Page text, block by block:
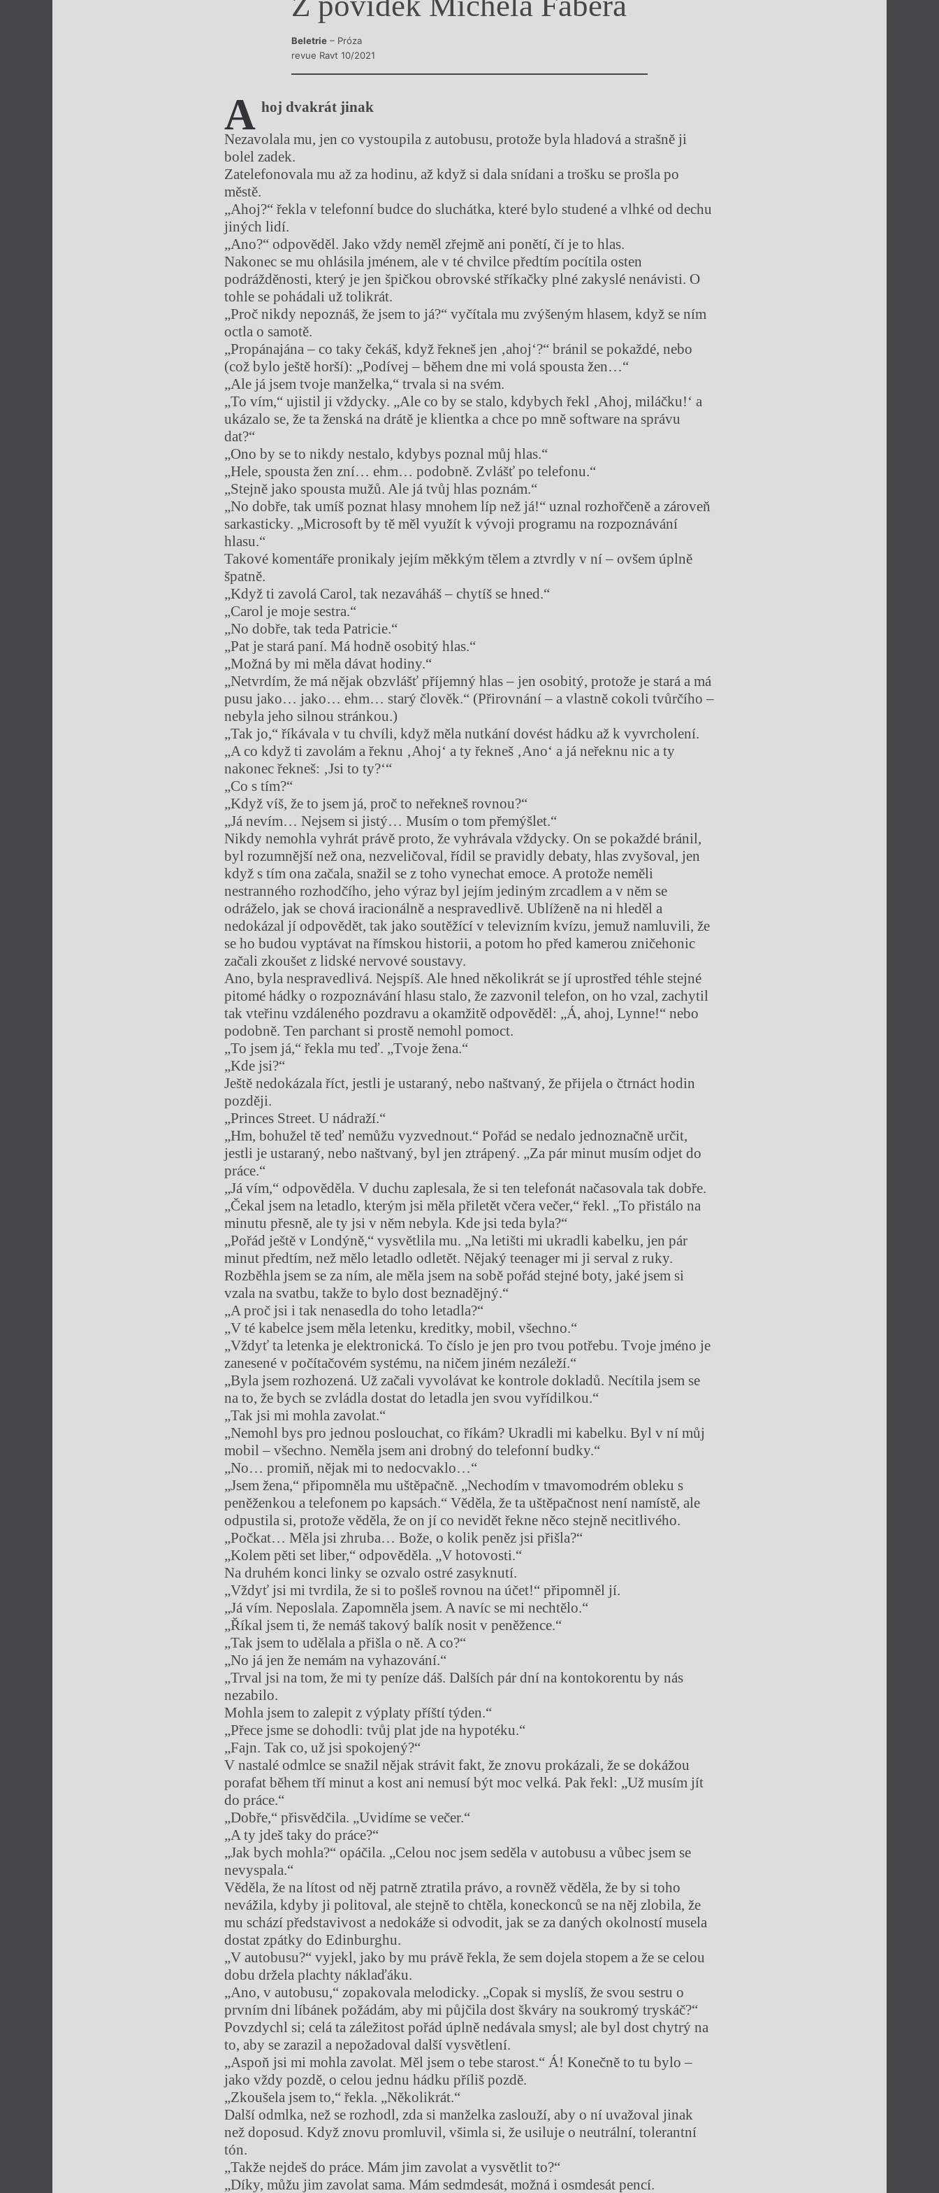
Výroční ceny
Beletrie – Próza
revue Ravt 10/2021
A hoj dvakrát jinak
Nezavolala mu, jen co vystoupila z autobusu, protože byla hladová a strašně ji
bolel zadek.
Zatelefonovala mu až za hodinu, až když si dala snídani a trošku se prošla po
městě.
„Ahoj?“ řekla v telefonní budce do sluchátka, které bylo studené a vlhké od dechu
jiných lidí.
„Ano?“ odpověděl. Jako vždy neměl zřejmě ani ponětí, čí je to hlas.
Nakonec se mu ohlásila jménem, ale v té chvilce předtím pocítila osten
podrážděnosti, který je jen špičkou obrovské stříkačky plné zakyslé nenávisti. O
tohle se pohádali už tolikrát.
„Proč nikdy nepoznáš, že jsem to já?“ vyčítala mu zvýšeným hlasem, když se ním
octla o samotě.
„Propánajána – co taky čekáš, když řekneš jen ‚ahoj‘?“ bránil se pokaždé, nebo
(což bylo ještě horší): „Podívej – během dne mi volá spousta žen…“
„Ale já jsem tvoje manželka,“ trvala si na svém.
„To vím,“ ujistil ji vždycky. „Ale co by se stalo, kdybych řekl ‚Ahoj, miláčku!‘ a
ukázalo se, že ta ženská na drátě je klientka a chce po mně software na správu
dat?“
„Ono by se to nikdy nestalo, kdybys poznal můj hlas.“
„Hele, spousta žen zní… ehm… podobně. Zvlášť po telefonu.“
„Stejně jako spousta mužů. Ale já tvůj hlas poznám.“
„No dobře, tak umíš poznat hlasy mnohem líp než já!“ uznal rozhořčeně a zároveň
sarkasticky. „Microsoft by tě měl využít k vývoji programu na rozpoznávání
hlasu.“
Takové komentáře pronikaly jejím měkkým tělem a ztvrdly v ní – ovšem úplně
špatně.
„Když ti zavolá Carol, tak nezaváháš – chytíš se hned.“
„Carol je moje sestra.“
„No dobře, tak teda Patricie.“
„Pat je stará paní. Má hodně osobitý hlas.“
„Možná by mi měla dávat hodiny.“
„Netvrdím, že má nějak obzvlášť příjemný hlas – jen osobitý, protože je stará a má
pusu jako… jako… ehm… starý člověk.“ (Přirovnání – a vlastně cokoli tvůrčího –
nebyla jeho silnou stránkou.)
„Tak jo,“ říkávala v tu chvíli, když měla nutkání dovést hádku až k vyvrcholení.
„A co když ti zavolám a řeknu ‚Ahoj‘ a ty řekneš ‚Ano‘ a já neřeknu nic a ty
nakonec řekneš: ‚Jsi to ty?‘“
„Co s tím?“
„Když víš, že to jsem já, proč to neřekneš rovnou?“
„Já nevím… Nejsem si jistý… Musím o tom přemýšlet.“
Nikdy nemohla vyhrát právě proto, že vyhrávala vždycky. On se pokaždé bránil,
byl rozumnější než ona, nezveličoval, řídil se pravidly debaty, hlas zvyšoval, jen
když s tím ona začala, snažil se z toho vynechat emoce. A protože neměli
nestranného rozhodčího, jeho výraz byl jejím jediným zrcadlem a v něm se
odráželo, jak se chová iracionálně a nespravedlivě. Ublíženě na ni hleděl a
nedokázal jí odpovědět, tak jako soutěžící v televizním kvízu, jemuž namluvili, že
se ho budou vyptávat na římskou historii, a potom ho před kamerou zničehonic
začali zkoušet z lidské nervové soustavy.
Ano, byla nespravedlivá. Nejspíš. Ale hned několikrát se jí uprostřed téhle stejné
pitomé hádky o rozpoznávání hlasu stalo, že zazvonil telefon, on ho vzal, zachytil
tak vteřinu vzdáleného pozdravu a okamžitě odpověděl: „Á, ahoj, Lynne!“ nebo
podobně. Ten parchant si prostě nemohl pomoct.
„To jsem já,“ řekla mu teď. „Tvoje žena.“
„Kde jsi?“
Ještě nedokázala říct, jestli je ustaraný, nebo naštvaný, že přijela o čtrnáct hodin
později.
„Princes Street. U nádraží.“
„Hm, bohužel tě teď nemůžu vyzvednout.“ Pořád se nedalo jednoznačně určit,
jestli je ustaraný, nebo naštvaný, byl jen ztrápený. „Za pár minut musím odjet do
práce.“
„Já vím,“ odpověděla. V duchu zaplesala, že si ten telefonát načasovala tak dobře.
„Čekal jsem na letadlo, kterým jsi měla přiletět včera večer,“ řekl. „To přistálo na
minutu přesně, ale ty jsi v něm nebyla. Kde jsi teda byla?“
„Pořád ještě v Londýně,“ vysvětlila mu. „Na letišti mi ukradli kabelku, jen pár
minut předtím, než mělo letadlo odletět. Nějaký teenager mi ji serval z ruky.
Rozběhla jsem se za ním, ale měla jsem na sobě pořád stejné boty, jaké jsem si
vzala na svatbu, takže to bylo dost beznadějný.“
„A proč jsi i tak nenasedla do toho letadla?“
„V té kabelce jsem měla letenku, kreditky, mobil, všechno.“
„Vždyť ta letenka je elektronická. To číslo je jen pro tvou potřebu. Tvoje jméno je
zanesené v počítačovém systému, na ničem jiném nezáleží.“
„Byla jsem rozhozená. Už začali vyvolávat ke kontrole dokladů. Necítila jsem se
na to, že bych se zvládla dostat do letadla jen svou vyřídilkou.“
„Tak jsi mi mohla zavolat.“
„Nemohl bys pro jednou poslouchat, co říkám? Ukradli mi kabelku. Byl v ní můj
mobil – všechno. Neměla jsem ani drobný do telefonní budky.“
„No… promiň, nějak mi to nedocvaklo…“
„Jsem žena,“ připomněla mu uštěpačně. „Nechodím v tmavomodrém obleku s
peněženkou a telefonem po kapsách.“ Věděla, že ta uštěpačnost není namístě, ale
odpustila si, protože věděla, že on jí co nevidět řekne něco stejně necitlivého.
„Počkat… Měla jsi zhruba… Bože, o kolik peněz jsi přišla?“
„Kolem pěti set liber,“ odpověděla. „V hotovosti.“
Na druhém konci linky se ozvalo ostré zasyknutí.
„Vždyť jsi mi tvrdila, že si to pošleš rovnou na účet!“ připomněl jí.
„Já vím. Neposlala. Zapomněla jsem. A navíc se mi nechtělo.“
„Říkal jsem ti, že nemáš takový balík nosit v peněžence.“
„Tak jsem to udělala a přišla o ně. A co?“
„No já jen že nemám na vyhazování.“
„Trval jsi na tom, že mi ty peníze dáš. Dalších pár dní na kontokorentu by nás
nezabilo.
Mohla jsem to zalepit z výplaty příští týden.“
„Přece jsme se dohodli: tvůj plat jde na hypotéku.“
„Fajn. Tak co, už jsi spokojený?“
V nastalé odmlce se snažil nějak strávit fakt, že znovu prokázali, že se dokážou
porafat během tří minut a kost ani nemusí být moc velká. Pak řekl: „Už musím jít
do práce.“
„Dobře,“ přisvědčila. „Uvidíme se večer.“
„A ty jdeš taky do práce?“
„Jak bych mohla?“ opáčila. „Celou noc jsem seděla v autobusu a vůbec jsem se
nevyspala.“
Věděla, že na lítost od něj patrně ztratila právo, a rovněž věděla, že by si toho
nevážila, kdyby ji politoval, ale stejně to chtěla, koneckonců se na něj zlobila, že
mu schází představivost a nedokáže si odvodit, jak se za daných okolností musela
dostat zpátky do Edinburghu.
„V autobusu?“ vyjekl, jako by mu právě řekla, že sem dojela stopem a že se celou
dobu držela plachty náklaďáku.
„Ano, v autobusu,“ zopakovala melodicky. „Copak si myslíš, že svou sestru o
prvním dni líbánek požádám, aby mi půjčila dost škváry na soukromý tryskáč?“
Povzdychl si; celá ta záležitost pořád úplně nedávala smysl; ale byl dost chytrý na
to, aby se zarazil a nepožadoval další vysvětlení.
„Aspoň jsi mi mohla zavolat. Měl jsem o tebe starost.“ Á! Konečně to tu bylo –
jako vždy pozdě, o celou jednu hádku příliš pozdě.
„Zkoušela jsem to,“ řekla. „Několikrát.“
Další odmlka, než se rozhodl, zda si manželka zaslouží, aby o ní uvažoval jinak
než doposud. Když znovu promluvil, všimla si, že usiluje o neutrální, tolerantní
tón.
„Takže nejdeš do práce. Mám jim zavolat a vysvětlit to?“
„Díky, můžu jim zavolat sama. Mám sedmdesát, možná i osmdesát pencí.